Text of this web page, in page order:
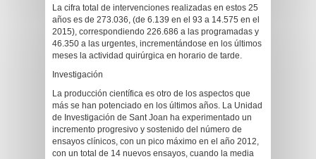
La cifra total de intervenciones realizadas en estos 25
años es de 273.036, (de 6.139 en el 93 a 14.575 en el
2015), correspondiendo 226.686 a las programadas y
46.350 a las urgentes, incrementándose en los últimos
meses la actividad quirúrgica en horario de tarde.
Investigación
La producción científica es otro de los aspectos que
más se han potenciado en los últimos años. La Unidad
de Investigación de Sant Joan ha experimentado un
incremento progresivo y sostenido del número de
ensayos clínicos, con un pico máximo en el año 2012,
con un total de 14 nuevos ensayos, cuando la media